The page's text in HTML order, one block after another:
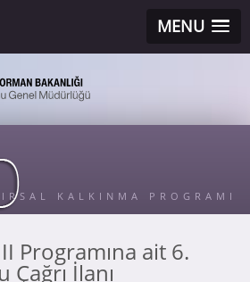
MENU
KALKINMA PROGRAMI
Programına ait 6.
Çağrı İlanı